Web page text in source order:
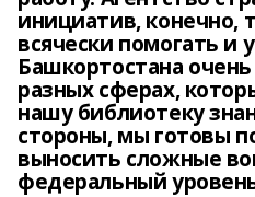
инициатив, конечно,
всячески помогать и
Башкортостана
разных сферах,
нашу библиотеку
стороны, мы готовы
выносить сложные
федеральный